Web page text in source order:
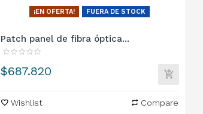
¡EN OFERTA! FUERA DE STOCK
Patch panel de fibra óptica...
Precio
$687.820
Wishlist Compare